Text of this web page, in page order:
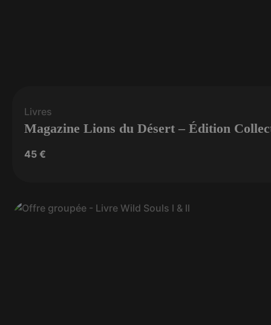
Livres
Magazine Lions du Désert – Édition
45 €